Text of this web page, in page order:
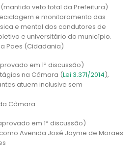
(mantido veto total da Prefeitura)
e monitoramento das
e mental dos condutores de
e universitário do município.
Paes (Cidadania)
em 1ª discussão)
na Câmara (Lei 3.371/2014),
atuem inclusive sem
Câmara
em 1ª discussão)
Avenida José Jayme de Moraes